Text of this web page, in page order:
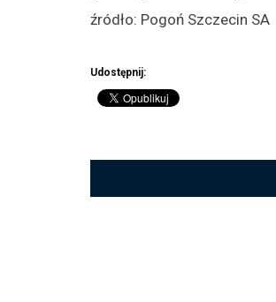
źródło: Pogoń Szczecin SA
Udostępnij: